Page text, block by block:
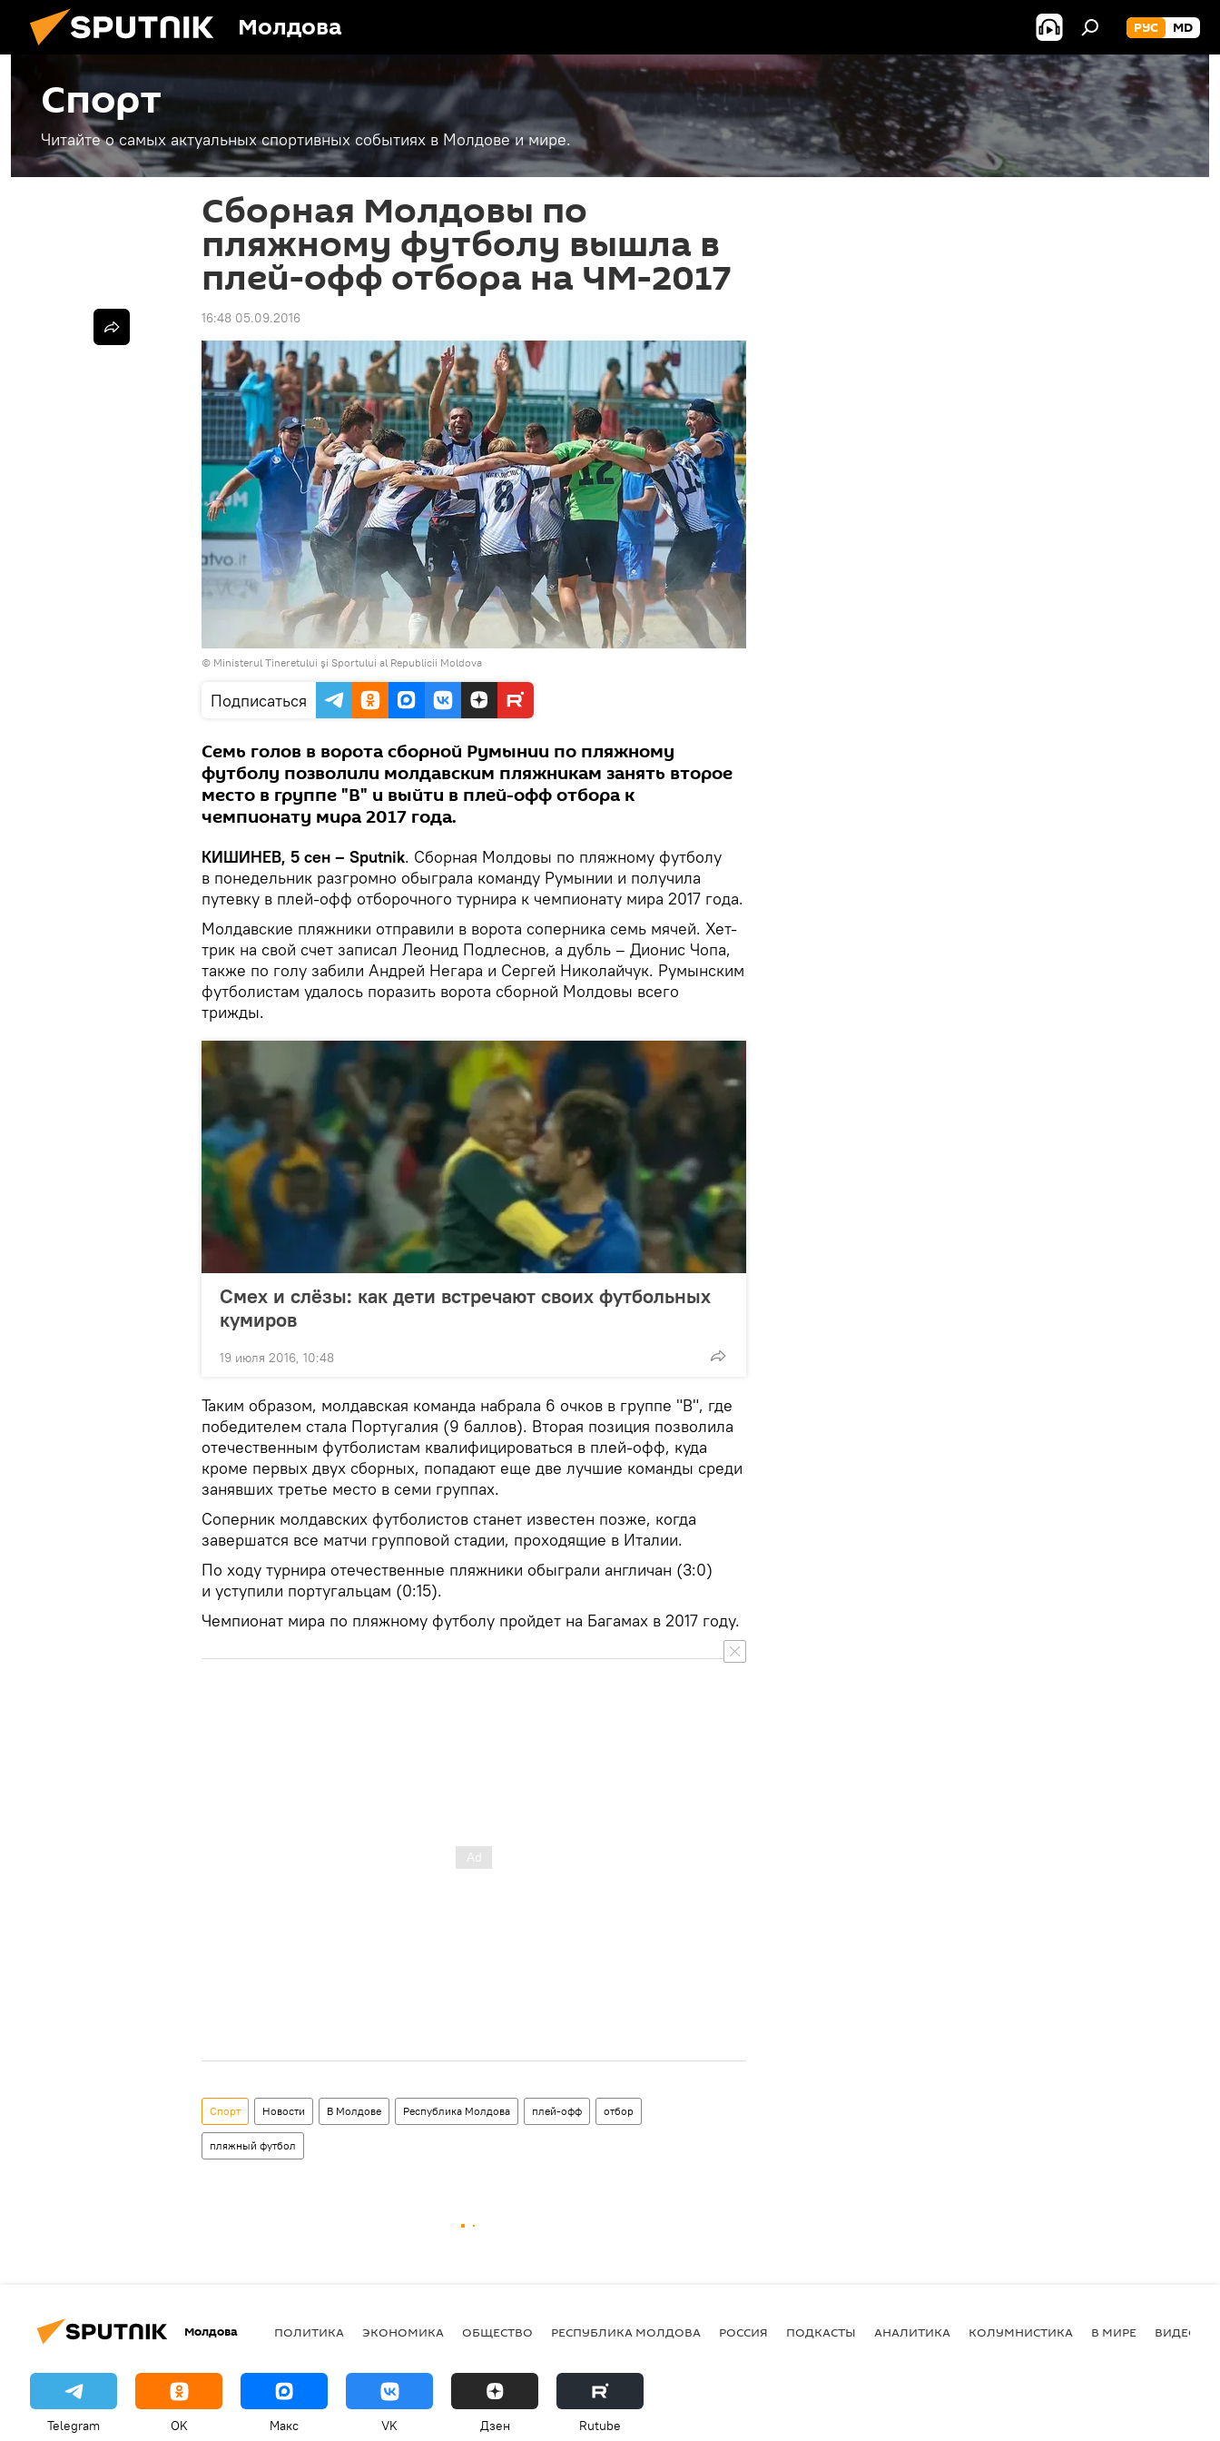
Молдова РУС MD
Спорт
Читайте о самых актуальных спортивных событиях в Молдове и мире.
Сборная Молдовы по
пляжному футболу вышла в
плей-офф отбора на ЧМ-2017
16:48 05.09.2016
© Ministerul Tineretului şi Sportului al Republicii Moldova
Подписаться
Семь голов в ворота сборной Румынии по пляжному
футболу позволили молдавским пляжникам занять второе
место в группе "В" и выйти в плей-офф отбора к
чемпионату мира 2017 года.
КИШИНЕВ, 5 сен – Sputnik. Сборная Молдовы по пляжному футболу
в понедельник разгромно обыграла команду Румынии и получила
путевку в плей-офф отборочного турнира к чемпионату мира 2017 года.
Молдавские пляжники отправили в ворота соперника семь мячей. Хет-
трик на свой счет записал Леонид Подлеснов, а дубль – Дионис Чопа,
также по голу забили Андрей Негара и Сергей Николайчук. Румынским
футболистам удалось поразить ворота сборной Молдовы всего
трижды.
Смех и слёзы: как дети встречают своих футбольных
кумиров
19 июля 2016, 10:48
Таким образом, молдавская команда набрала 6 очков в группе "В", где
победителем стала Португалия (9 баллов). Вторая позиция позволила
отечественным футболистам квалифицироваться в плей-офф, куда
кроме первых двух сборных, попадают еще две лучшие команды среди
занявших третье место в семи группах.
Соперник молдавских футболистов станет известен позже, когда
завершатся все матчи групповой стадии, проходящие в Италии.
По ходу турнира отечественные пляжники обыграли англичан (3:0)
и уступили португальцам (0:15).
Чемпионат мира по пляжному футболу пройдет на Багамах в 2017 году.
Спорт Новости В Молдове Республика Молдова плей-офф отбор
пляжный футбол
Молдова ПОЛИТИКА ЭКОНОМИКА ОБЩЕСТВО РЕСПУБЛИКА МОЛДОВА РОССИЯ ПОДКАСТЫ АНАЛИТИКА КОЛУМНИСТИКА В МИРЕ ВИДЕО
Telegram OK Макс VK Дзен Rutube